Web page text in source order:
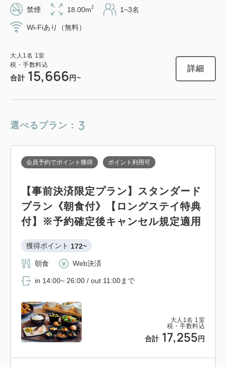
大人1名1室
税・手数料込
合計 11,560円
スタンダードプラン 《 素泊り 》 【ロ
残り3室
禁煙 18.00m2 1~3名
Wi-Fiあり（無料）
大人 1名 1室
税・手数料込
合計 15,666 円~
詳細
選べるプラン： 3
大人 1名 1室
税・手数料込
合計 17,255 円
会員予約でポイント獲得 ポイント利用可
【事前決済限定プラン】スタンダード
プラン《朝食付》【ロングステイ特典
付】※予約確定後キャンセル規定適用
獲得ポイント 172~
朝食 Web決済
in 14:00~ 26:00 / out 11:00まで